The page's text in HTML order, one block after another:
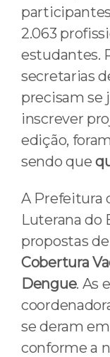
2.063
estudantes.
secretarias
precisam se
inscrever
edição,
sendo que
A Prefeitura
Luterana do
propostas
Cobertura
Dengue. As
se deram
conforme a